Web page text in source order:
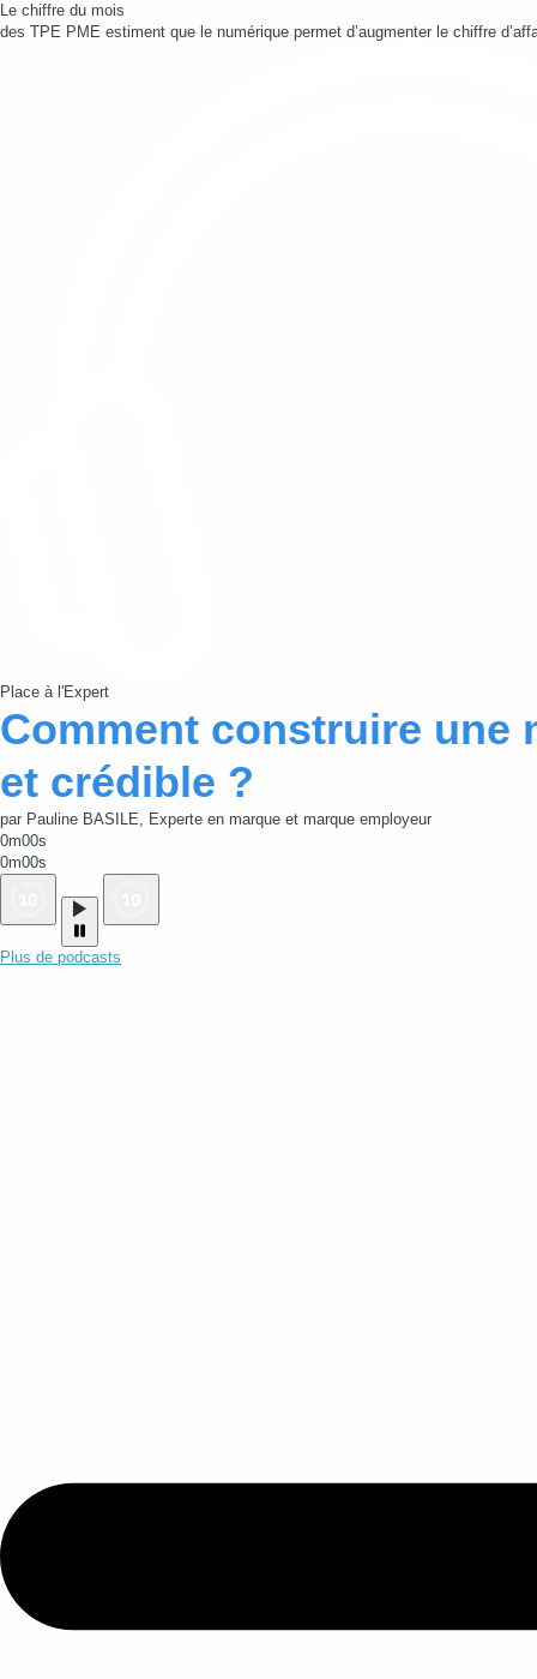
Le chiffre du mois
des TPE PME estiment que le numérique permet d’augmenter le chiffre
Place à l'Expert
Comment construire une
et crédible ?
par Pauline BASILE, Experte en marque et marque employeur
0m00s
0m00s
Plus de podcasts